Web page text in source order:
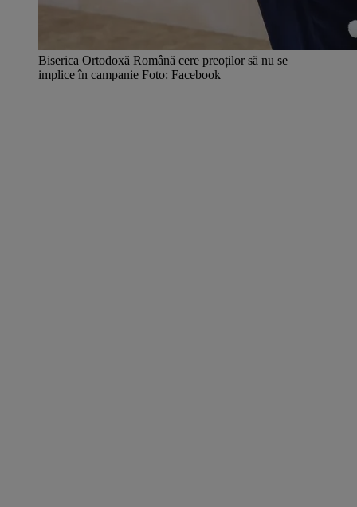
Biserica Ortodoxă Română cere preoților să nu se
implice în campanie Foto: Facebook